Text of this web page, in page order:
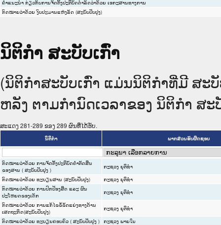
ຄຳແນະນຳ ກ່ຽວກັບການຈັດຕັ້ງປະຕິບັດດຳລັດວ່າດ້ວຍ ເອກະສານທາງການ
ກົດໝາຍວ່າດ້ວຍ ງົບປະມານແຫ່ງລັດ (ສະບັບປັບປຸງ)
ນິຕິກໍາ ສະບັບເກົ່າ
(ນິຕິກໍາສະບັບເກົ່າ ແມ່ນນິຕິກໍາທີ່ມີ ສ
ຫລັງ ຕາມກໍານົດເວລາຂອງ ນິຕິກໍາ ສະ
ສະແດງ 281-289 ຂອງ 289 ຜົນທີ່ໄດ້ຮັບ.
ນິຕິກໍາ ພາກສ່ວນຮັບຜິດຊອບ
ກົດໝາຍວ່າດ້ວຍ ການຈັດຕັ້ງປະຕິບັດຄຳຕັດສິນ
ຂອງສານ ( ສະບັບປັບປຸງ )
ກະຊວງ ຍຸຕິທໍາ
ກົດໝາຍວ່າດ້ວຍ ທະບຽນສານ (ສະບັບປັບປຸງ)
ກະຊວງ ຍຸຕິທໍາ
ກົດໝາຍວ່າດ້ວຍ ການປົກປ້ອງສິດ ແລະ ຜົນ
ປະໂຫຍດຂອງເດັກ
ກະຊວງ ຍຸຕິທໍາ
ກົດໝາຍວ່າດ້ວຍ ການແກ້ໄຂຂໍ້ຂັດແຍ່ງທາງດ້ານ
ເສດຖະກິດ(ສະບັບປັບປຸງ)
ກະຊວງ ຍຸຕິທໍາ
ກົດ​ໝາຍວ່າ​ດ້ວຍ ທະບຽນຄອບຄົວ ( ສະ​ບັບ​ປັບ​ປຸງ ) ກະຊວງ ພາຍໃນ